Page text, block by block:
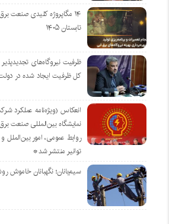
۱۴ مگاپروژه‌ کلیدی صنعت
تابستان ۱۴۰۵
ظرفیت نیروگاه‌های
کل ظرفیت ایجاد شده در
انعکاس (ویژه‌نامه عملکرد
نمایشگاه بین‌المللی صنعت
روابط عمومی، امور
توانیر منتشر شد*
سیم‌بانان؛ نگهبانان خاموش